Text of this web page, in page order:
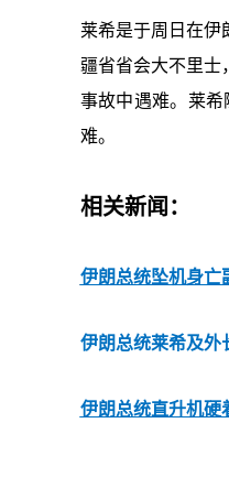
莱希是于周日在伊
疆省省会大不里士
事故中遇难。莱
难。
相关新闻：
伊朗总统坠机身亡
伊朗总统莱希及外
伊朗总统直升机硬